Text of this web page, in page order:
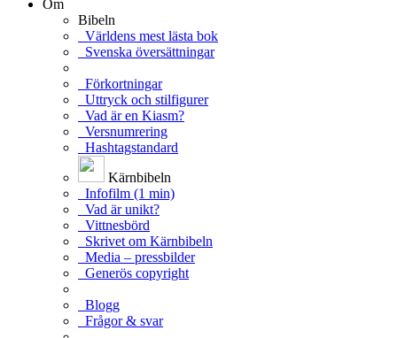
Om
Bibeln
Världens mest lästa bok
Svenska översättningar
Förkortningar
Uttryck och stilfigurer
Vad är en Kiasm?
Versnumrering
Hashtagstandard
Kärnbibeln
Infofilm (1 min)
Vad är unikt?
Vittnesbörd
Skrivet om Kärnbibeln
Media – pressbilder
Generös copyright
Blogg
Frågor & svar